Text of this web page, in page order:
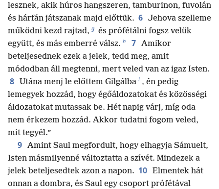
lesznek, akik húros hangszeren, tamburinon, fuvolán
és hárfán játszanak majd előttük. 6 Jehova szelleme
működni kezd rajtad, g és prófétálni fogsz velük
együtt, és más emberré válsz. h 7 Amikor
beteljesednek ezek a jelek, tedd meg, amit
módodban áll megtenni, mert veled van az igaz Isten.
8 Utána menj le előttem Gilgálba i , én pedig
lemegyek hozzád, hogy égőáldozatokat és közösségi
áldozatokat mutassak be. Hét napig várj, míg oda
nem érkezem hozzád. Akkor tudatni fogom veled,
mit tegyél.”
9 Amint Saul megfordult, hogy elhagyja Sámuelt,
Isten másmilyenné változtatta a szívét. Mindezek a
jelek beteljesedtek azon a napon. 10 Elmentek hát
onnan a dombra, és Saul egy csoport prófétával